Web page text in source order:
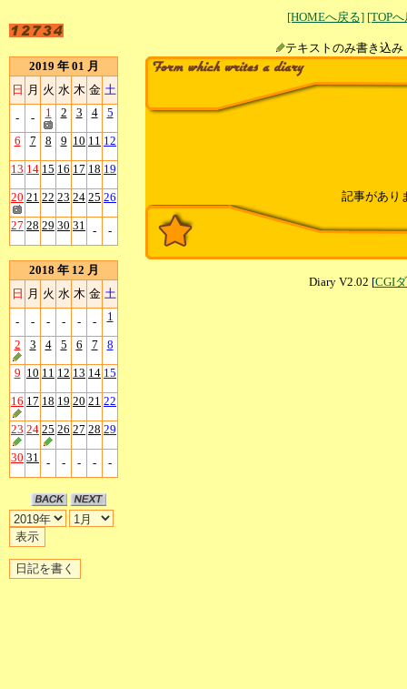
[HOMEへ戻る] [TOP
テキストのみ書
2019 年 01 月
日 月 火 水 木 金 土
- - 1 2 3 4 5
6 7 8 9 10 11 12
13 14 15 16 17 18 19
20 21 22 23 24 25 26
27 28 29 30 31 - -
2018 年 12 月
日 月 火 水 木 金 土
- - - - - - 1
2 3 4 5 6 7 8
9 10 11 12 13 14 15
16 17 18 19 20 21 22
23 24 25 26 27 28 29
30 31 - - - - -
記事があり
Diary V2.02 [CGI